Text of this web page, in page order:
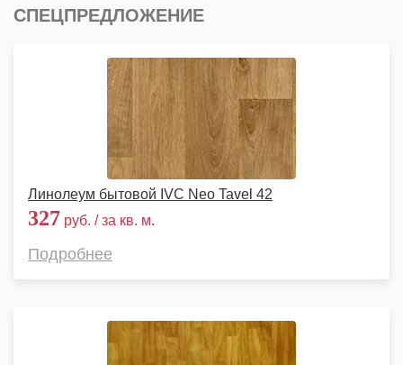
СПЕЦПРЕДЛОЖЕНИЕ
Линолеум бытовой IVC Neo Tavel 42
327 руб. / за кв. м.
Подробнее